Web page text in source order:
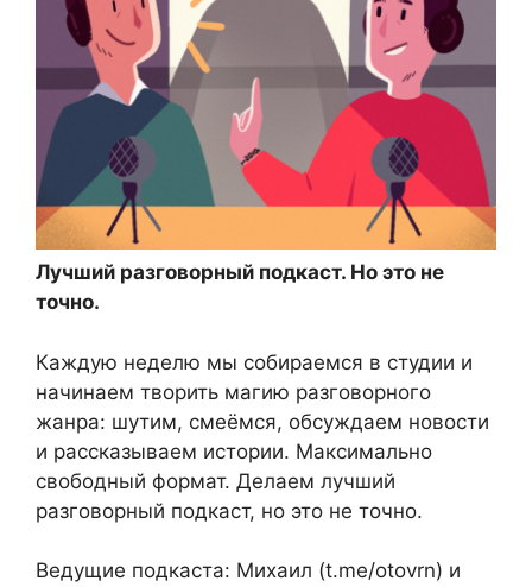
Лучший разговорный подкаст. Но это не
точно.
Каждую неделю мы собираемся в студии и
начинаем творить магию разговорного
жанра: шутим, смеёмся, обсуждаем новости
и рассказываем истории. Максимально
свободный формат. Делаем лучший
разговорный подкаст, но это не точно.
Ведущие подкаста: Михаил (t.me/otovrn) и